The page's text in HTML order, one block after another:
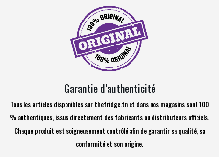
Garantie d’authenticité
Tous les articles disponibles sur thefridge.tn et dans nos magasins sont 100
% authentiques, issus directement des fabricants ou distributeurs officiels.
Chaque produit est soigneusement contrôlé afin de garantir sa qualité, sa
conformité et son origine.